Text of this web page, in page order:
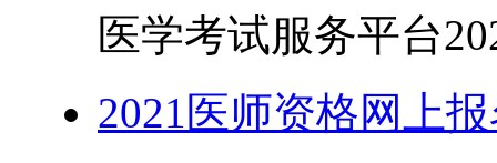
医学考试服务平台
2021医师资格网上